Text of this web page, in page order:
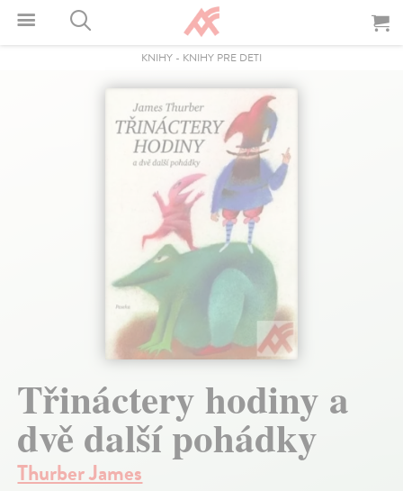
KNIHY - KNIHY PRE DETI
Třináctery hodiny a
dvě další pohádky
Thurber James